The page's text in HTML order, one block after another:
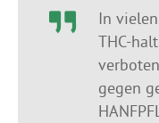
In
THC-
gegen